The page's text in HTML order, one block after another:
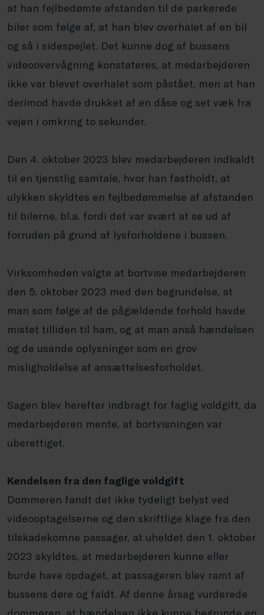
at han fejlbedømte afstanden til de parkerede
biler som følge af, at han blev overhalet af en bil
og så i sidespejlet. Det kunne dog af bussens
videoovervågning konstateres, at medarbejderen
ikke var blevet overhalet som påstået, men at han
derimod havde drukket af en dåse og set væk fra
vejen i omkring to sekunder.
Den 4. oktober 2023 blev medarbejderen indkaldt
til en tjenstlig samtale, hvor han fastholdt, at
ulykken skyldtes en fejlbedømmelse af afstanden
til bilerne, bl.a. fordi det var svært at se ud af
forruden på grund af lysforholdene i bussen.
Virksomheden valgte at bortvise medarbejderen
den 5. oktober 2023 med den begrundelse, at
man som følge af de pågældende forhold havde
mistet tilliden til ham, og at man anså hændelsen
og de usande oplysninger som en grov
misligholdelse af ansættelsesforholdet.
Sagen blev herefter indbragt for faglig voldgift, da
medarbejderen mente, at bortvisningen var
uberettiget.
Kendelsen fra den faglige voldgift
Dommeren fandt det ikke tydeligt belyst ved
videooptagelserne og den skriftlige klage fra den
tilskadekomne passager, at uheldet den 1. oktober
2023 skyldtes, at medarbejderen kunne eller
burde have opdaget, at passageren blev ramt af
bussens døre og faldt. Af denne årsag vurderede